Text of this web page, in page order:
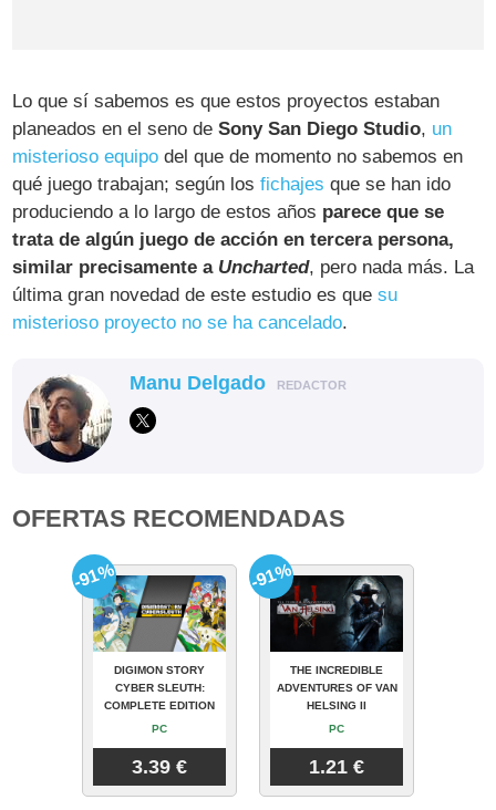
Lo que sí sabemos es que estos proyectos estaban
planeados en el seno deSony San Diego Studio, un
misterioso equipo del que de momento no sabemos en
qué juego trabajan; según losfichajes que se han ido
produciendo a lo largo de estos años parece que se
trata de algún juego de acción en tercera persona,
similar precisamente a Uncharted, pero nada más. La
última gran novedad de este estudio es quesu
misterioso proyecto no se ha cancelado.
Manu Delgado REDACTOR
OFERTAS RECOMENDADAS
DIGIMON STORY
CYBER SLEUTH:
COMPLETE EDITION
PC
3.39 €
-91%
THE INCREDIBLE
ADVENTURES OF VAN
HELSING II
PC
1.21 €
-91%